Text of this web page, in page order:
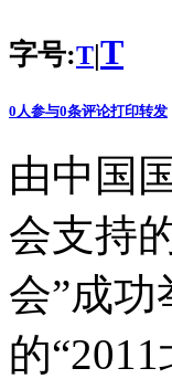
字号:T|T
0 人参与0条评论打印转发
由中国
会支持
会”成功
的